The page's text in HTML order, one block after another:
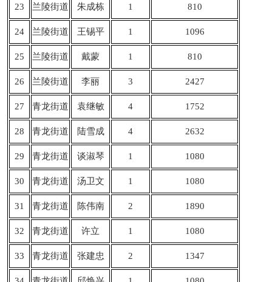
23 兰陵街道 朱成栋 1 810
24 兰陵街道 王锡平 1 1096
25 兰陵街道 戴蒙 1 810
26 兰陵街道 李丽 3 2427
27 青龙街道 袁继敏 4 1752
28 青龙街道 陆雪成 4 2632
29 青龙街道 谈淑琴 1 1080
30 青龙街道 汤卫文 1 1080
31 青龙街道 陈伟南 2 1890
32 青龙街道 许立 1 1080
33 青龙街道 张建忠 2 1347